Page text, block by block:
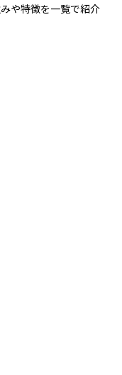
や特徴を一覧で紹介